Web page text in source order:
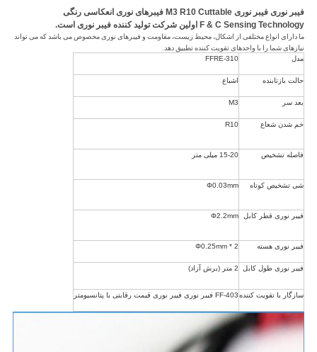
فیبر نوری فیبر نوری M3 R10 Cuttable فیبرهای نوری انعکاسی رنگی
F & C Sensing Technology اولین شرکت تولید کننده فیبر نوری است.
ما دارای انواع مختلفی از اشکال، محیط زیست، مقاومت و فیبرهای نوری مخصوص می باشد که می تواند
نیازهای شما را با واحدهای تقویت کننده تطبیق دهد.
مدل
FFRE-310
حالت بازتابنده اشباع
بعد سر M3
خم شدن شعاع R10
فاصله تشخیص 15-20 میلی متر
شی تشخیص کوتاه Φ0.03mm
فیبر نوری قطر کابل Φ2.2mm
فیبر نوری هسته Φ0.25mm * 2
فیبر نوری طول کابل 2 متر (برش آزاد)
سازگار با تقویت کنندهFF-403 فیبر نوری فیبر نوری قیمت رقابتی با پتانسیومتر